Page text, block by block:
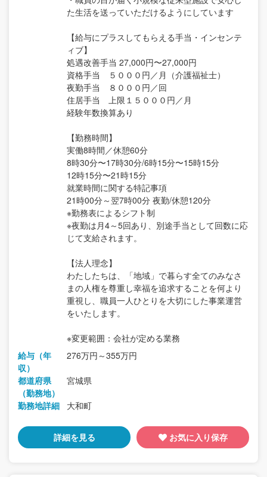
た生活を送っていただけるようにしています
【給与にプラスしてもらえる手当・インセンテ
ィブ】
処遇改善手当 27,000円〜27,000円
資格手当 ５０００円／月（介護福祉士）
夜勤手当 ８０００円／回
住居手当 上限１５０００円／月
経験年数換算あり
【勤務時間】
実働8時間／休憩60分
8時30分〜17時30分/6時15分〜15時15分
12時15分〜21時15分
就業時間に関する特記事項
21時00分～翌7時00分 夜勤/休憩120分
※勤務表によるシフト制
※夜勤は月4～5回あり、別途手当として回数に応
じて支給されます。
【法人理念】
わたしたちは、「地域」で暮らす全てのみなさ
まの人権を尊重し幸福を追求することを何より
重視し、職員一人ひとりを大切にした事業運営
をいたします。
※変更範囲：会社が定める業務
給与（年
収）
276万円～355万円
都道府県
（勤務地）
宮城県
勤務地詳細 大和町
詳細を見る お気に入り保存